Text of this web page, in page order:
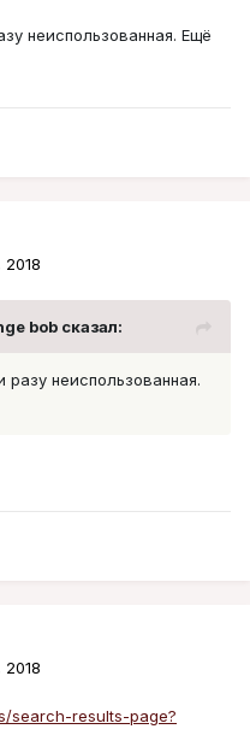
неиспользованная. Ещё
2018
bob сказал:
разу неиспользованная.
2018
search-results-page?